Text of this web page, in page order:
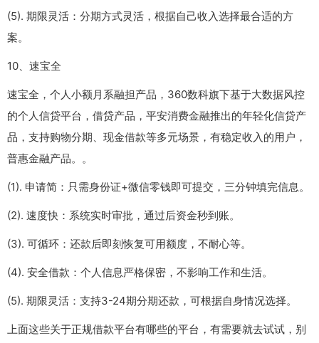
(5). 期限灵活：分期方式灵活，根据自己收入选择最合适的方
案。
10、速宝全
速宝全，个人小额月系融担产品，360数科旗下基于大数据风控
的个人信贷平台，借贷产品，平安消费金融推出的年轻化信贷产
品，支持购物分期、现金借款等多元场景，有稳定收入的用户，
普惠金融产品。。
(1). 申请简：只需身份证+微信零钱即可提交，三分钟填完信息。
(2). 速度快：系统实时审批，通过后资金秒到账。
(3). 可循环：还款后即刻恢复可用额度，不耐心等。
(4). 安全借款：个人信息严格保密，不影响工作和生活。
(5). 期限灵活：支持3-24期分期还款，可根据自身情况选择。
上面这些关于正规借款平台有哪些的平台，有需要就去试试，别